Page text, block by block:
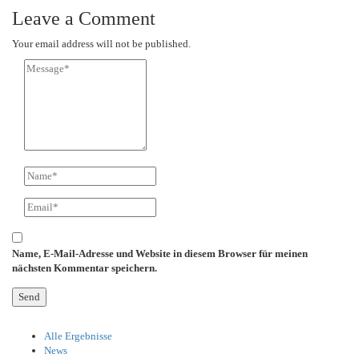
Leave a Comment
Your email address will not be published.
Name, E-Mail-Adresse und Website in diesem Browser für meinen
nächsten Kommentar speichern.
Alle Ergebnisse
News